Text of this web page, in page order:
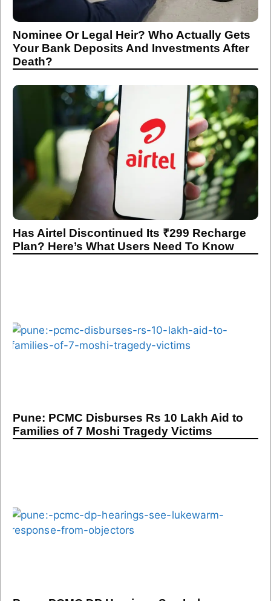
Nominee Or Legal Heir? Who Actually Gets
Your Bank Deposits And Investments After
Death?
Has Airtel Discontinued Its ₹299 Recharge
Plan? Here’s What Users Need To Know
Pune: PCMC Disburses Rs 10 Lakh Aid to
Families of 7 Moshi Tragedy Victims